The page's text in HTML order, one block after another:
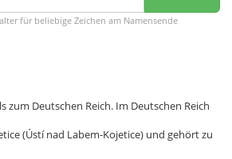
für beliebige Zeichen am Namensende
zum Deutschen Reich. Im Deutschen Reich
(Ústí nad Labem-Kojetice) und gehört zu